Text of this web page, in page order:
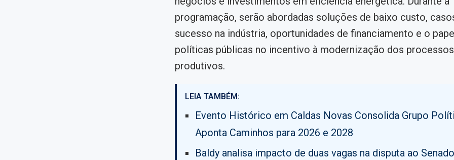
programação, serão abordadas soluções de baixo custo,
sucesso na indústria, oportunidades de financiamento e o
políticas públicas no incentivo à modernização dos processos
produtivos.
LEIA TAMBÉM:
Evento Histórico em Caldas Novas Consolida Grupo
Aponta Caminhos para 2026 e 2028
Baldy analisa impacto de duas vagas na disputa ao Senado